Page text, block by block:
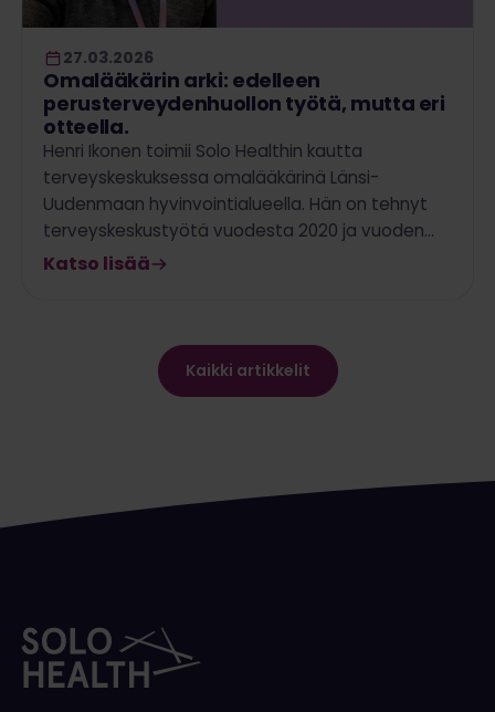
27.03.2026
Omalääkärin arki: edelleen
perusterveydenhuollon työtä, mutta eri
otteella.
Henri Ikonen toimii Solo Healthin kautta
terveyskeskuksessa omalääkärinä Länsi-
Uudenmaan hyvinvointialueella. Hän on tehnyt
terveyskeskustyötä vuodesta 2020 ja vuoden…
Katso lisää
Kaikki artikkelit